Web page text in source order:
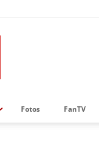
Fotos FanTV